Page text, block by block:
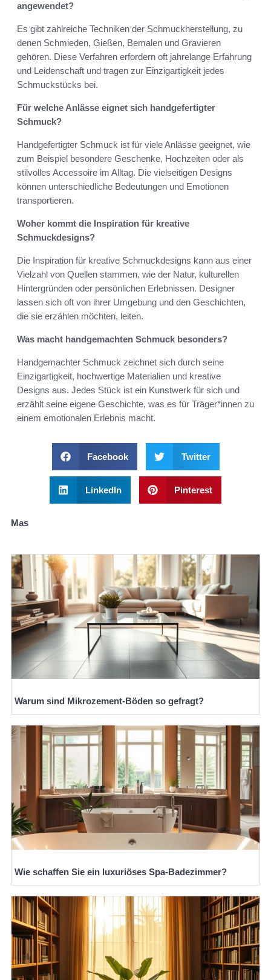
angewendet?
Es gibt zahlreiche Techniken der Schmuckherstellung, zu
denen Schmieden, Gießen, Bemalen und Gravieren
gehören. Diese Verfahren erfordern oft jahrelange Erfahrung
und Leidenschaft und tragen zur Einzigartigkeit jedes
Schmuckstücks bei.
Für welche Anlässe eignet sich handgefertigter
Schmuck?
Handgefertigter Schmuck ist für viele Anlässe geeignet, wie
zum Beispiel besondere Geschenke, Hochzeiten oder als
stilvolles Accessoire im Alltag. Die vielseitigen Designs
können unterschiedliche Bedeutungen und Emotionen
transportieren.
Woher kommt die Inspiration für kreative
Schmuckdesigns?
Die Inspiration für kreative Schmuckdesigns kann aus einer
Vielzahl von Quellen stammen, wie der Natur, kulturellen
Hintergründen oder persönlichen Erlebnissen. Designer
lassen sich oft von ihrer Umgebung und den Geschichten,
die sie erzählen möchten, leiten.
Was macht handgemachten Schmuck besonders?
Handgemachter Schmuck zeichnet sich durch seine
Einzigartigkeit, hochwertige Materialien und kreative
Designs aus. Jedes Stück ist ein Kunstwerk für sich und
erzählt seine eigene Geschichte, was es für Träger*innen zu
einem emotionalen Erlebnis macht.
Facebook Twitter
LinkedIn Pinterest
Mas
Warum sind Mikrozement-Böden so gefragt?
Wie schaffen Sie ein luxuriöses Spa-Badezimmer?